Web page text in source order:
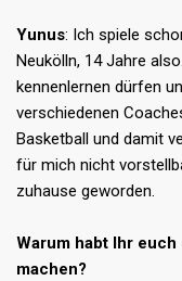
Yunus: Ich spiele
Neukölln, 14 Jahre
kennenlernen dürfen
verschiedenen
Basketball und damit
für mich nicht
zuhause geworden.
Warum habt Ihr
machen?